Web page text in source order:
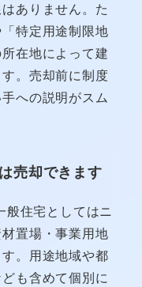
ありません。た
特定用途制限地
在地によって建
。売却前に制度
への説明がスム
売却できます
般住宅としてはニ
置場・事業用地
。用途地域や都
も含めて個別に